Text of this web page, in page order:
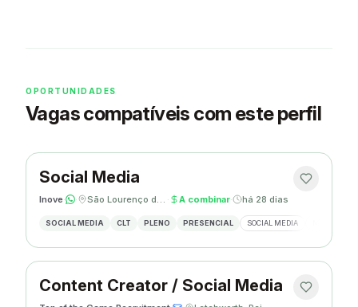
OPORTUNIDADES
Vagas compatíveis com este perfil
Social Media
Inove· · · A combinar· há 28 dias
SOCIAL MEDIA CLT PLENO PRESENCIAL SOCIAL MEDIA
Content Creator / Social Media